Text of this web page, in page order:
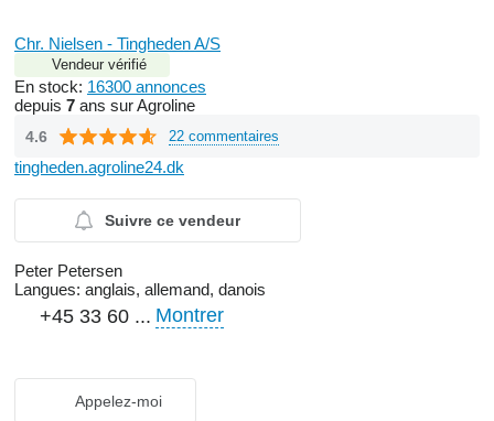
Chr. Nielsen - Tingheden A/S
Vendeur vérifié
En stock: 16300 annonces
depuis 7 ans sur Agroline
4.6 22 commentaires
tingheden.agroline24.dk
Suivre ce vendeur
Peter Petersen
Langues: anglais, allemand, danois
+45 33 60 ... Montrer
Appelez-moi